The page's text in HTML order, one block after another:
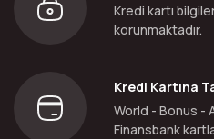
Kredi kartı
korunmaktadır.
Kredi Kartına
World - Bonus -
Finansbank